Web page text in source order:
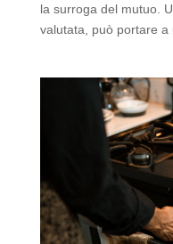
la surroga del mutuo.
valutata, può portare a